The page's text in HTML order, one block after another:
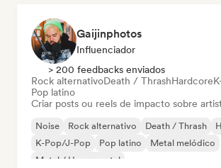
Gaijinphotos
Influenciador
> 200 feedbacks enviados
Rock alternativoDeath / ThrashHardcore
Pop latino
Criar posts ou reels de impacto sobre
Noise Rock alternativo Death / Thrash
K-Pop/J-Pop
Pop latino
Metal melódico
Metal / Heavy metal